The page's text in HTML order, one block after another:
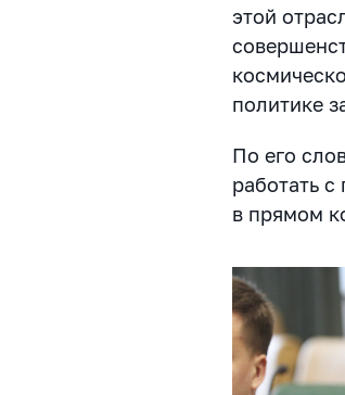
этой
политике
По его
работать
в прямом